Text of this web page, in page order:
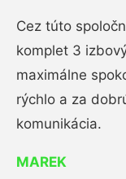
Cez túto
komplet 3
maximálne
rýchlo a za
komunikácia.
MAREK